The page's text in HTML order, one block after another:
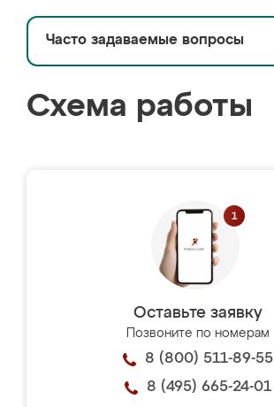
Часто задаваемые вопросы
Схема работы
Оставьте заявку
Позвоните по номерам
8 (800) 511-89-55
8 (495) 665-24-01